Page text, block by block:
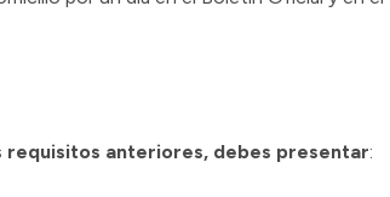
requisitos anteriores, debes presentar: